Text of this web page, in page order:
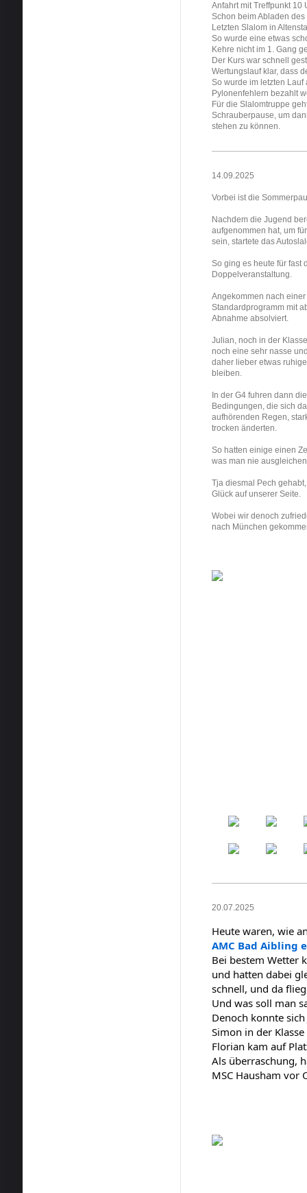
Anfahrt mit Treffpunkt 10
Schon beim Abladen
Letzten Slalom in
So wurde eine etwas
Kehre nicht im 1. Gang
Der Kurs war schnell
Wertungslauf klar, dass
So wurde im letzten Lauf
Pylonenfehlern bezahlt
Für die Slalomtruppe
Schrauberpause, um
stehen zu können.
14.09.2025
Vorbei ist die
Nachdem die Jugend
aufgenommen hat, um
sein, startete das
So ging es heute für fast
Doppelveranstaltung.
Angekommen nach
Standardprogramm mit
Abnahme absolviert.
Julian, noch in der
noch eine sehr nasse
daher lieber etwas
bleiben.
In der G4 fuhren dann
Bedingungen, die sich
aufhörenden Regen,
trocken änderten.
So hatten einige einen
was man nie
Tja diesmal Pech
Glück auf unserer Seite.
Wobei wir denoch
nach München
20.07.2025
Heute waren, wie
AMC Bad Aibling
Bei bestem Wetter
und hatten dabei
schnell, und da
Und was soll man
Denoch konnte
Simon in der
Florian kam auf
Als überraschung,
MSC Hausham vor